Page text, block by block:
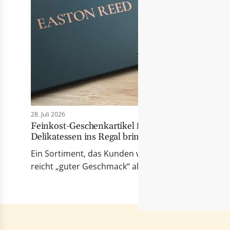
28. Juli 2026
Feinkost-Geschenkartikel für Händler: Wie
Delikatessen ins Regal bringt
Ein Sortiment, das Kunden wirklich berührt
reicht „guter Geschmack“ allein nicht mehr. Die